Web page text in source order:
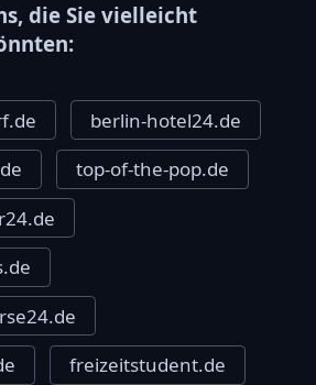
die Sie vielleicht
berlin-hotel24.de
top-of-the-pop.de
freizeitstudent.de